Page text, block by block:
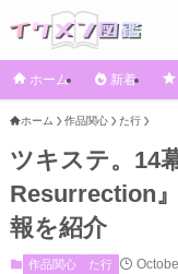
ホーム 新着
ホーム 作品関心 た行
ツキステ。14
Resurrection
報を紹介
作品関心 た行